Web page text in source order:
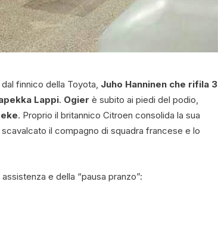
finnico della Toyota, Juho Hanninen che rifila 3
Lappi. Ogier è subito ai piedi del podio,
. Proprio il britannico Citroen consolida la sua
il compagno di squadra francese e lo
e della “pausa pranzo”: